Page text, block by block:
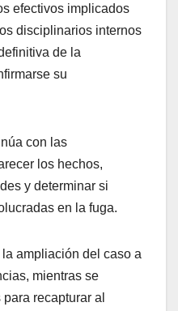
efectivos implicados
disciplinarios internos
de la
su
con las
los hechos,
y determinar si
en la fuga.
ampliación del caso a
mientras se
recapturar al